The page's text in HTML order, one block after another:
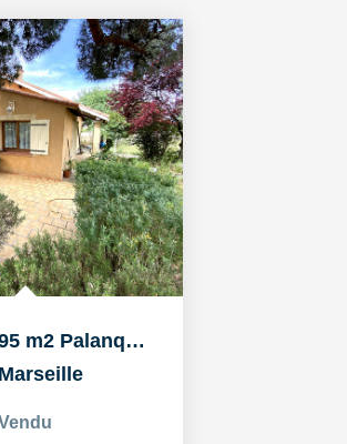
Maison T4 95 m2 Palanques
Marseille